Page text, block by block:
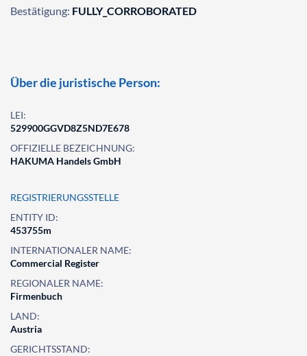
Bestätigung: FULLY_CORROBORATED
Über die juristische Person:
LEI:
529900GGVD8Z5ND7E678
OFFIZIELLE BEZEICHNUNG:
HAKUMA Handels GmbH
REGISTRIERUNGSSTELLE
ENTITY ID:
453755m
INTERNATIONALER NAME:
Commercial Register
REGIONALER NAME:
Firmenbuch
LAND:
Austria
GERICHTSSTAND: